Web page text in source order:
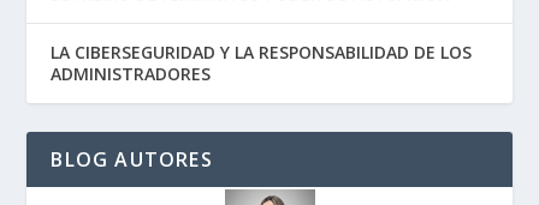
LA CIBERSEGURIDAD Y LA RESPONSABILIDAD DE LOS
ADMINISTRADORES
BLOG AUTORES